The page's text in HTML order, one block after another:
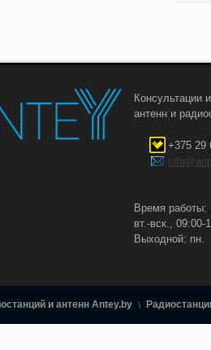
Консультации
антенн и
+375 29
Время работы:
вт.-вск., 09:00-
Выходной: пн.
и антенн Antey.by